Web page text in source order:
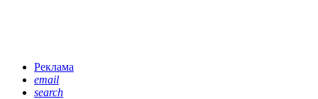
Реклама
email
search